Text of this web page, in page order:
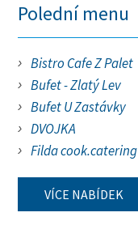
Polední menu
Bistro Cafe Z Palet
Bufet - Zlatý Lev
Bufet U Zastávky
DVOJKA
Filda cook.catering
VÍCE NABÍDEK